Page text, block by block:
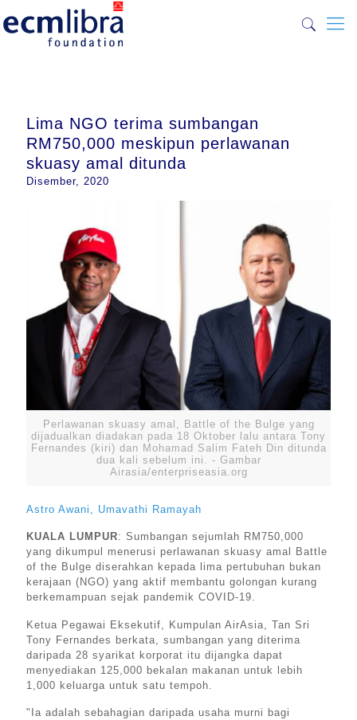
Lima NGO terima sumbangan
RM750,000 meskipun perlawanan
skuasy amal ditunda
Disember, 2020
Perlawanan skuasy amal, Battle of the Bulge yang
dijadualkan diadakan pada 18 Oktober lalu antara Tony
Fernandes (kiri) dan Mohamad Salim Fateh Din ditunda
dua kali sebelum ini. - Gambar
Airasia/enterpriseasia.org
Astro Awani, Umavathi Ramayah
KUALA LUMPUR: Sumbangan sejumlah RM750,000
yang dikumpul menerusi perlawanan skuasy amal Battle
of the Bulge diserahkan kepada lima pertubuhan bukan
kerajaan (NGO) yang aktif membantu golongan kurang
berkemampuan sejak pandemik COVID-19.
Ketua Pegawai Eksekutif, Kumpulan AirAsia, Tan Sri
Tony Fernandes berkata, sumbangan yang diterima
daripada 28 syarikat korporat itu dijangka dapat
menyediakan 125,000 bekalan makanan untuk lebih
1,000 keluarga untuk satu tempoh.
"Ia adalah sebahagian daripada usaha murni bagi